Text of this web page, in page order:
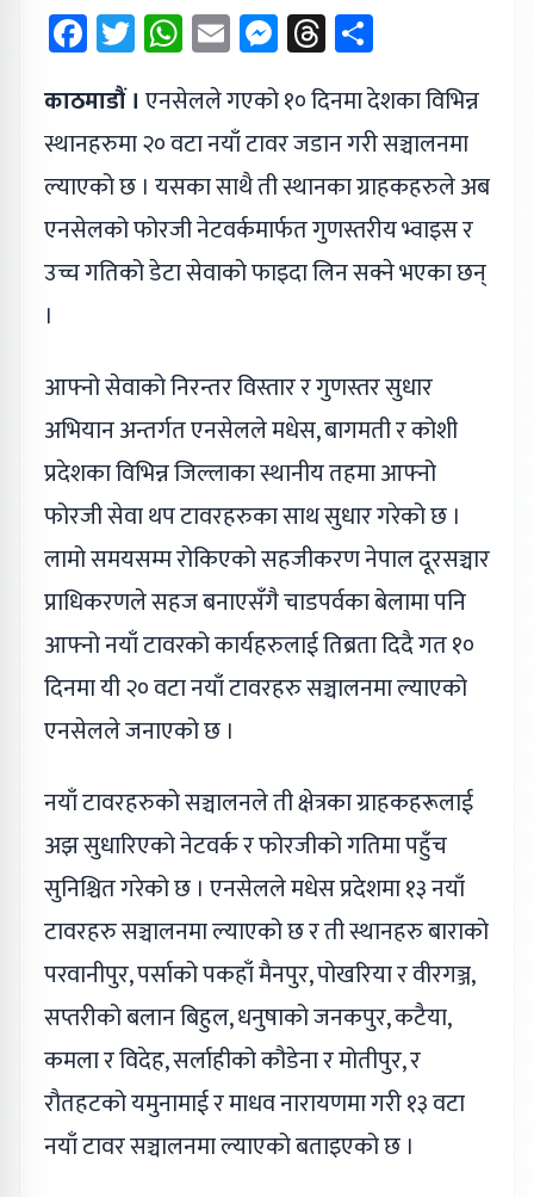
Facebook
Twitter
WhatsApp
EmailMessenger
Threads
काठमाडौं । एनसेलले गएको १० दिनमा देशका विभिन्न
स्थानहरुमा २० वटा नयाँ टावर जडान गरी सञ्चालनमा
ल्याएको छ । यसका साथै ती स्थानका ग्राहकहरुले अब
एनसेलको फोरजी नेटवर्कमार्फत गुणस्तरीय भ्वाइस र
उच्च गतिको डेटा सेवाको फाइदा लिन सक्ने भएका छन्
।
आफ्नो सेवाको निरन्तर विस्तार र गुणस्तर सुधार
अभियान अन्तर्गत एनसेलले मधेस, बागमती र कोशी
प्रदेशका विभिन्न जिल्लाका स्थानीय तहमा आफ्नो
फोरजी सेवा थप टावरहरुका साथ सुधार गरेको छ ।
लामो समयसम्म रोकिएको सहजीकरण नेपाल दूरसञ्चार
प्राधिकरणले सहज बनाएसँगै चाडपर्वका बेलामा पनि
आफ्नो नयाँ टावरको कार्यहरुलाई तिब्रता दिदै गत १०
दिनमा यी २० वटा नयाँ टावरहरु सञ्चालनमा ल्याएको
एनसेलले जनाएको छ ।
नयाँ टावरहरुको सञ्चालनले ती क्षेत्रका ग्राहकहरूलाई
अझ सुधारिएको नेटवर्क र फोरजीको गतिमा पहुँच
सुनिश्चित गरेको छ । एनसेलले मधेस प्रदेशमा १३ नयाँ
टावरहरु सञ्चालनमा ल्याएको छ र ती स्थानहरु बाराको
परवानीपुर, पर्साको पकहाँ मैनपुर, पोखरिया र वीरगञ्ज,
सप्तरीको बलान बिहुल, धनुषाको जनकपुर, कटैया,
कमला र विदेह, सर्लाहीको कौडेना र मोतीपुर, र
रौतहटको यमुनामाई र माधव नारायणमा गरी १३ वटा
नयाँ टावर सञ्चालनमा ल्याएको बताइएको छ ।